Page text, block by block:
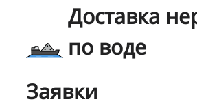
Доставка
по воде
Заявки